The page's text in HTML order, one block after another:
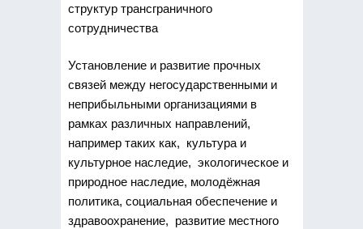
структур трансграничного
сотрудничества
Установление и развитие прочных
связей между негосударственными и
неприбыльными организациями в
рамках различных направлений,
например таких как, культура и
культурное наследие, экологическое и
природное наследие, молодёжная
политика, социальная обеспечение и
здравоохранение, развитие местного